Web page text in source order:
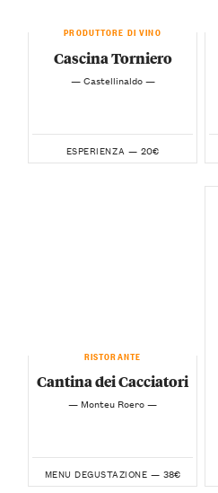
PRODUTTORE DI VINO
Cascina Torniero
— Castellinaldo —
ESPERIENZA — 20€
RISTORANTE
Cantina dei Cacciatori
— Monteu Roero —
MENU DEGUSTAZIONE — 38€